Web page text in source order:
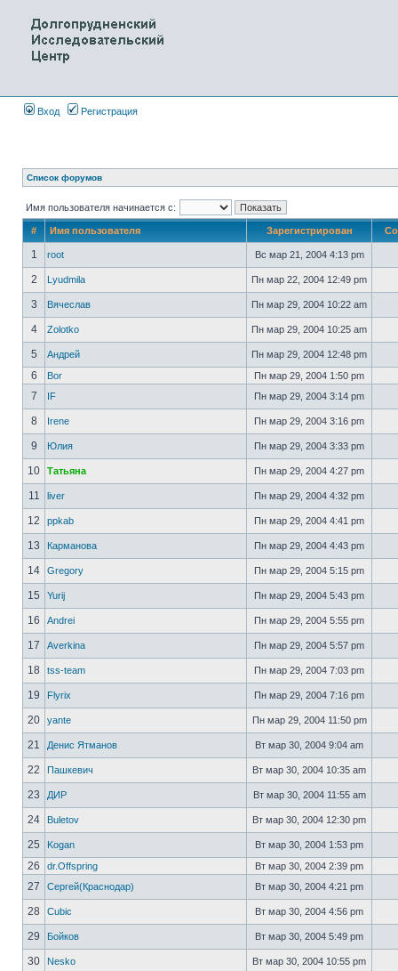
Вход Регистрация
Список форумов
Имя пользователя начинается с:
# Имя пользователя Зарегистрирован
1 root Вс мар 21, 2004 4:13 pm
2 Lyudmila Пн мар 22, 2004 12:49 pm
3 Вячеслав Пн мар 29, 2004 10:22 am
4 Zolotko Пн мар 29, 2004 10:25 am
5 Андрей Пн мар 29, 2004 12:48 pm
6 Bor Пн мар 29, 2004 1:50 pm
7 IF Пн мар 29, 2004 3:14 pm
8 Irene Пн мар 29, 2004 3:16 pm
9 Юлия Пн мар 29, 2004 3:33 pm
10 Татьяна Пн мар 29, 2004 4:27 pm
11 liver Пн мар 29, 2004 4:32 pm
12 ppkab Пн мар 29, 2004 4:41 pm
13 Карманова Пн мар 29, 2004 4:43 pm
14 Gregory Пн мар 29, 2004 5:15 pm
15 Yurij Пн мар 29, 2004 5:43 pm
16 Andrei Пн мар 29, 2004 5:55 pm
17 Averkina Пн мар 29, 2004 5:57 pm
18 tss-team Пн мар 29, 2004 7:03 pm
19 Flyrix Пн мар 29, 2004 7:16 pm
20 yante Пн мар 29, 2004 11:50 pm
21 Денис Ятманов Вт мар 30, 2004 9:04 am
22 Пашкевич Вт мар 30, 2004 10:35 am
23 ДИР Вт мар 30, 2004 11:55 am
24 Buletov Вт мар 30, 2004 12:30 pm
25 Kogan Вт мар 30, 2004 1:53 pm
26 dr.Offspring Вт мар 30, 2004 2:39 pm
27 Сергей(Краснодар) Вт мар 30, 2004 4:21 pm
28 Cubic Вт мар 30, 2004 4:56 pm
29 Бойков Вт мар 30, 2004 5:49 pm
30 Nesko Вт мар 30, 2004 10:55 pm